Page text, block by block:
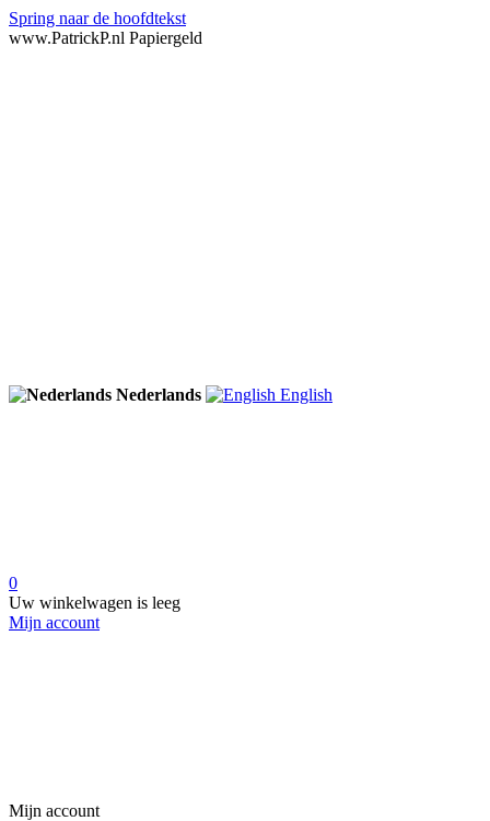
Spring naar de hoofdtekst
www.PatrickP.nl Papiergeld
Nederlands English
0
Uw winkelwagen is leeg
Mijn account
Mijn account